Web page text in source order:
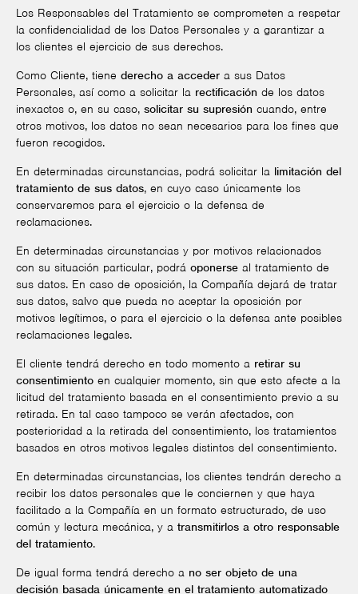
Los Responsables del Tratamiento se comprometen a respetar
la confidencialidad de los Datos Personales y a garantizar a
los clientes el ejercicio de sus derechos.
Como Cliente, tiene derecho a acceder a sus Datos
Personales, así como a solicitar la rectificación de los datos
inexactos o, en su caso, solicitar su supresión cuando, entre
otros motivos, los datos no sean necesarios para los fines que
fueron recogidos.
En determinadas circunstancias, podrá solicitar la limitación del
tratamiento de sus datos, en cuyo caso únicamente los
conservaremos para el ejercicio o la defensa de
reclamaciones.
En determinadas circunstancias y por motivos relacionados
con su situación particular, podrá oponerse al tratamiento de
sus datos. En caso de oposición, la Compañía dejará de tratar
sus datos, salvo que pueda no aceptar la oposición por
motivos legítimos, o para el ejercicio o la defensa ante posibles
reclamaciones legales.
El cliente tendrá derecho en todo momento a retirar su
consentimiento en cualquier momento, sin que esto afecte a la
licitud del tratamiento basada en el consentimiento previo a su
retirada. En tal caso tampoco se verán afectados, con
posterioridad a la retirada del consentimiento, los tratamientos
basados en otros motivos legales distintos del consentimiento.
En determinadas circunstancias, los clientes tendrán derecho a
recibir los datos personales que le conciernen y que haya
facilitado a la Compañía en un formato estructurado, de uso
común y lectura mecánica, y a transmitirlos a otro responsable
del tratamiento.
De igual forma tendrá derecho a no ser objeto de una
decisión basada únicamente en el tratamiento automatizado